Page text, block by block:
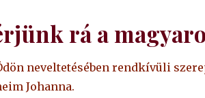
rá a
neveltetésében rendkívüli
Johanna.